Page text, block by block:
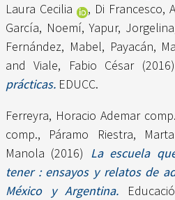
Laura Cecilia
, Di Francesco,
García, Noemí,Yapur, Jorgelina
Fernández, Mabel, Payacán,
andViale, Fabio César(2016)
prácticas. EDUCC.
Ferreyra, Horacio Ademar comp.
comp., Páramo Riestra, Marta
Manola (2016) La escuela
tener : ensayos y relatos de
México y Argentina.